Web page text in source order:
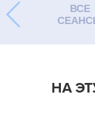
ВСЕ
НА